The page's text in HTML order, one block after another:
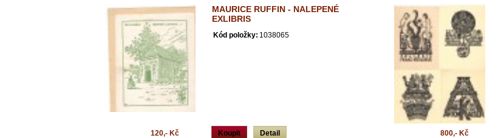
MAURICE RUFFIN - NALEPENÉ
EXLIBRIS
Kód položky: 1038065
Koupit Detail
120,- Kč 800,- Kč